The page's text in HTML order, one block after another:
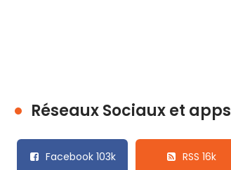
Réseaux Sociaux et apps
Facebook 103k RSS 16k